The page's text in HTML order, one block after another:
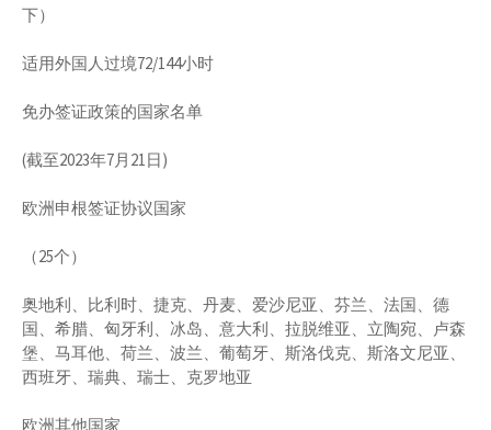
下）
适用外国人过境72/144小时
免办签证政策的国家名单
(截至2023年7月21日)
欧洲申根签证协议国家
（25个）
奥地利、比利时、捷克、丹麦、爱沙尼亚、芬兰、法国、德
国、希腊、匈牙利、冰岛、意大利、拉脱维亚、立陶宛、卢森
堡、马耳他、荷兰、波兰、葡萄牙、斯洛伐克、斯洛文尼亚、
西班牙、瑞典、瑞士、克罗地亚
欧洲其他国家